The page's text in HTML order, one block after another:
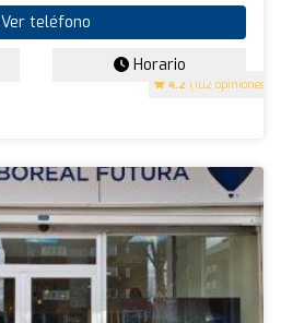
4.2 (102 opiniones)
Ver teléfono
Horario